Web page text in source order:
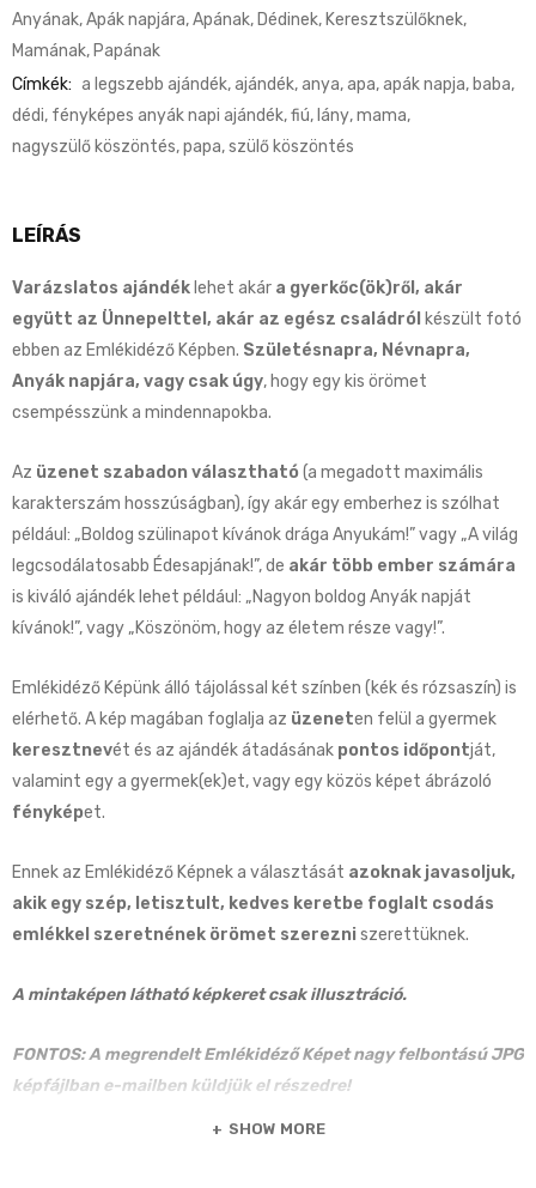
Anyának,Apák napjára,Apának, Dédinek, Keresztszülőknek,
Mamának, Papának
Címkék: a legszebb ajándék,ajándék,anya,apa,apák napja, baba,
dédi, fényképes anyák napi ajándék,fiú, lány,mama,
nagyszülő köszöntés,papa,szülő köszöntés
LEÍRÁS
Varázslatos ajándék lehet akár a gyerkőc(ök)ről, akár
együtt az Ünnepelttel, akár az egész családról készült fotó
ebben az Emlékidéző Képben. Születésnapra, Névnapra,
Anyák napjára, vagy csak úgy, hogy egy kis örömet
csempésszünk a mindennapokba.
Az üzenet szabadon választható (a megadott maximális
karakterszám hosszúságban), így akár egy emberhez is szólhat
például: „Boldog szülinapot kívánok drága Anyukám!” vagy „A világ
legcsodálatosabb Édesapjának!”, de akár több ember számára
is kiváló ajándék lehet például: „Nagyon boldog Anyák napját
kívánok!”, vagy „Köszönöm, hogy az életem része vagy!”.
Emlékidéző Képünk álló tájolással két színben (kék és rózsaszín) is
elérhető. A kép magában foglalja az üzeneten felül a gyermek
keresztnevét és az ajándék átadásának pontos időpontját,
valamint egy a gyermek(ek)et, vagy egy közös képet ábrázoló
fényképet.
Ennek az Emlékidéző Képnek a választását azoknak javasoljuk,
akik egy szép, letisztult, kedves keretbe foglalt csodás
emlékkel szeretnének örömet szerezni szerettüknek.
A mintaképen látható képkeret csak illusztráció.
FONTOS: A megrendelt Emlékidéző Képet nagy felbontású JPG
képfájlban e-mailben küldjük el részedre!
SHOW MORE